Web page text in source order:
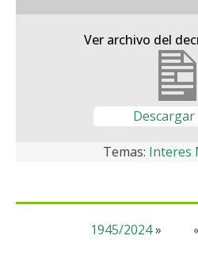
Ver archivo del
Descargar
Temas: Interes
1945/2024»